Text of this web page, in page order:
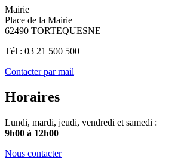
Mairie
Place de la Mairie
62490 TORTEQUESNE
Tél : 03 21 500 500
Contacter par mail
Horaires
Lundi, mardi, jeudi, vendredi et samedi :
9h00 à 12h00
Nous contacter